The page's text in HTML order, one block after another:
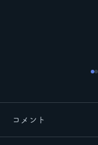
里帰りその２
コメント